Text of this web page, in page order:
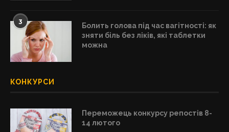
3
Болить голова під час вагітності: як
зняти біль без ліків, які таблетки
можна
КОНКУРСИ
Переможець конкурсу репостів 8-
14 лютого